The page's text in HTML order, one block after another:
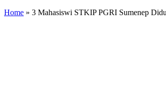
Home » 3 Mahasiswi STKIP PGRI Sumenep